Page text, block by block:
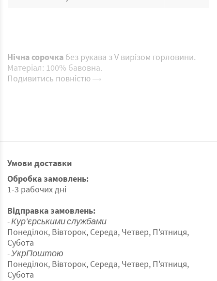
Нічна сорочка без рукава з V вирізом горловини.
Матеріал: 100% бавовна.
Подивитись повністю
Умови доставки
Обробка замовлень:
1-3 рабочих дні
Відправка замовлень:
- Кур'єрськими службами
Понеділок, Вівторок, Середа, Четвер, П'ятниця,
Субота
- УкрПоштою
Понеділок, Вівторок, Середа, Четвер, П'ятниця,
Субота